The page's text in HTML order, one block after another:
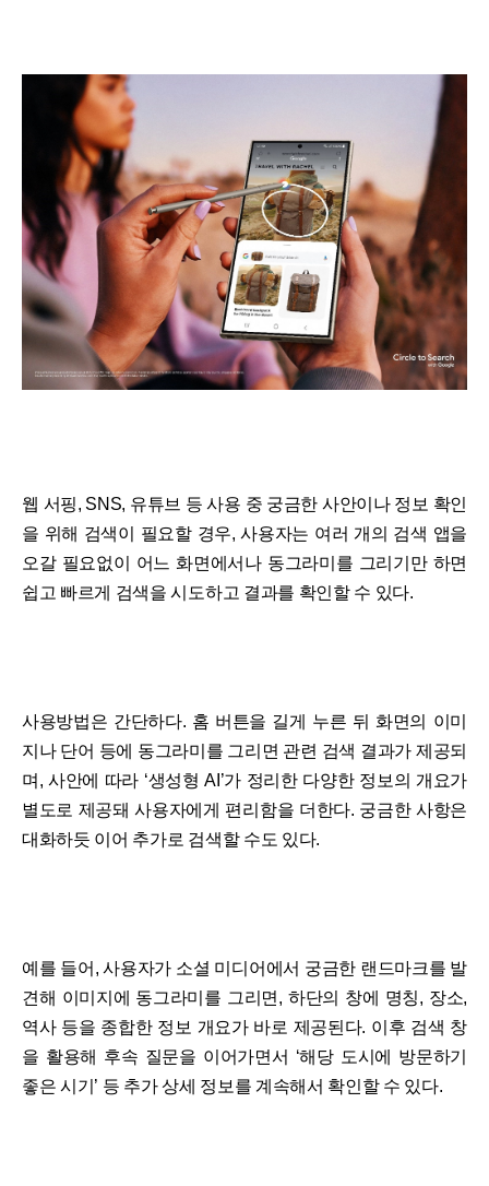
웹 서핑, SNS, 유튜브 등 사용 중 궁금한 사안이나 정보 확인
을 위해 검색이 필요할 경우, 사용자는 여러 개의 검색 앱을
오갈 필요없이 어느 화면에서나 동그라미를 그리기만 하면
쉽고 빠르게 검색을 시도하고 결과를 확인할 수 있다.
사용방법은 간단하다. 홈 버튼을 길게 누른 뒤 화면의 이미
지나 단어 등에 동그라미를 그리면 관련 검색 결과가 제공되
며, 사안에 따라 ‘생성형 AI’가 정리한 다양한 정보의 개요가
별도로 제공돼 사용자에게 편리함을 더한다. 궁금한 사항은
대화하듯 이어 추가로 검색할 수도 있다.
예를 들어, 사용자가 소셜 미디어에서 궁금한 랜드마크를 발
견해 이미지에 동그라미를 그리면, 하단의 창에 명칭, 장소,
역사 등을 종합한 정보 개요가 바로 제공된다. 이후 검색 창
을 활용해 후속 질문을 이어가면서 ‘해당 도시에 방문하기
좋은 시기’ 등 추가 상세 정보를 계속해서 확인할 수 있다.